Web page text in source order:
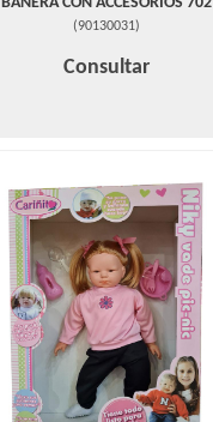
(90130031)
Consultar